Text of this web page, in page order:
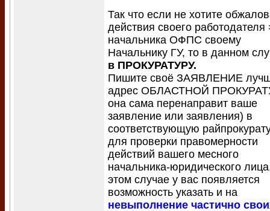
Так что если не хотите
действия своего работодателя
начальника ОФПС своему
Начальнику ГУ, то в данном
в ПРОКУРАТУРУ.
Пишите своё ЗАЯВЛЕНИЕ
адрес ОБЛАСТНОЙ
она сама перенаправит ваше
заявление или заявления) в
соответствующую
для проверки правомерности
действий вашего месного
начальника-юридического
этом случае у вас появляется
возможность указать и на
невыполнение частично